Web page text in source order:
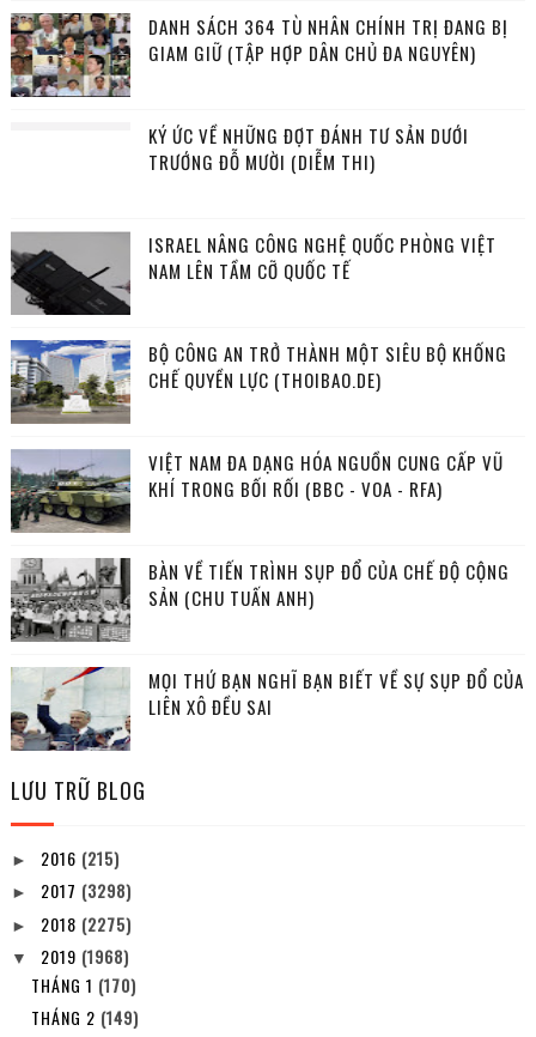
DANH SÁCH 364 TÙ NHÂN CHÍNH TRỊ ĐANG BỊ
GIAM GIỮ (TẬP HỢP DÂN CHỦ ĐA NGUYÊN)
KÝ ỨC VỀ NHỮNG ĐỢT ĐÁNH TƯ SẢN DƯỚI
TRƯỚNG ĐỖ MƯỜI (DIỄM THI)
ISRAEL NÂNG CÔNG NGHỆ QUỐC PHÒNG VIỆT
NAM LÊN TẦM CỠ QUỐC TẾ
BỘ CÔNG AN TRỞ THÀNH MỘT SIÊU BỘ KHỐNG
CHẾ QUYỀN LỰC (THOIBAO.DE)
VIỆT NAM ĐA DẠNG HÓA NGUỒN CUNG CẤP VŨ
KHÍ TRONG BỐI RỐI (BBC - VOA - RFA)
BÀN VỀ TIẾN TRÌNH SỤP ĐỔ CỦA CHẾ ĐỘ CỘNG
SẢN (CHU TUẤN ANH)
MỌI THỨ BẠN NGHĨ BẠN BIẾT VỀ SỰ SỤP ĐỔ CỦA
LIÊN XÔ ĐỀU SAI
LƯU TRỮ BLOG
► 2016 (215)
► 2017 (3298)
► 2018 (2275)
▼ 2019 (1968)
THÁNG 1 (170)
THÁNG 2 (149)